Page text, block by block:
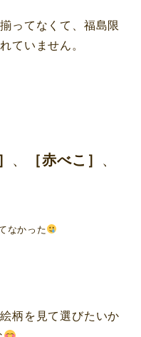
ってなくて、福島限
ていません。
、 ［赤べこ］ 、
なかった
柄を見て選びたいか